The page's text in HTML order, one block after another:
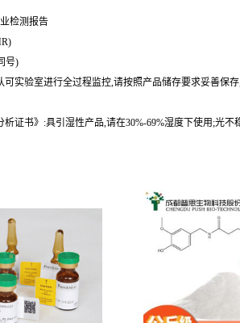
检测报告
号)
可实验室进行全过程监控,请按照产品储存要求妥善保
证书》:具引湿性产品,请在30%-69%湿度下使用;光